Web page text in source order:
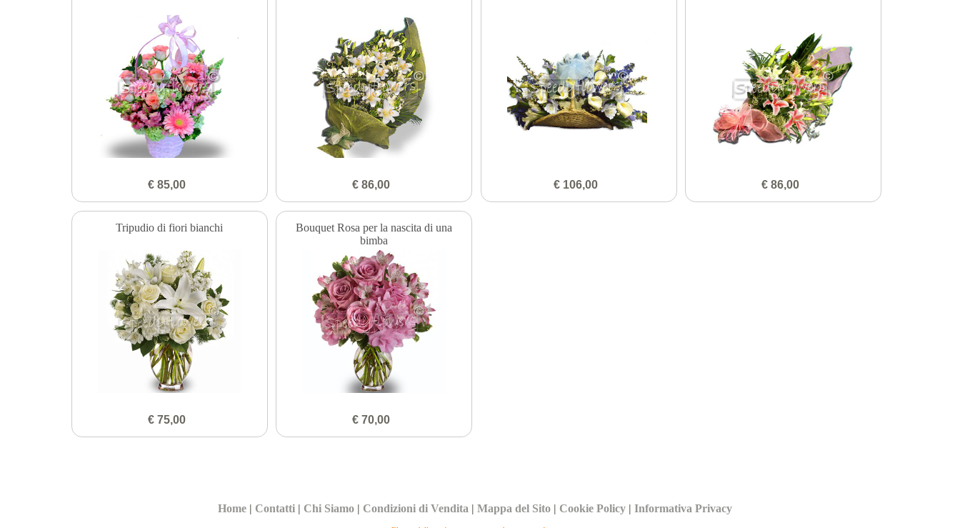
€ 85,00 € 86,00 € 106,00 € 86,00
Tripudio di fiori bianchi
€ 75,00
Bouquet Rosa per la nascita di una
bimba
€ 70,00
Home | Contatti | Chi Siamo | Condizioni di Vendita |Mappa del Sito | Cookie Policy |Informativa Privacy